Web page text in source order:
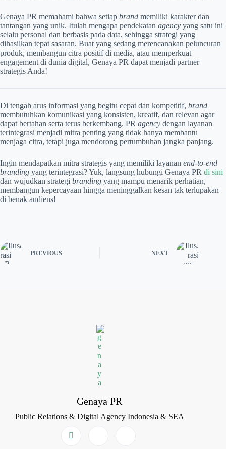
Genaya PR memahami bahwa setiap brand memiliki karakter dan
tantangan yang unik. Itulah mengapa pendekatan agency yang satu ini
selalu personal dan berbasis pada data, sehingga strategi yang
dihasilkan tepat sasaran. Buat yang sedang merencanakan peluncuran
produk, membangun citra positif di media, atau memperkuat
engagement di dunia digital, Genaya PR dapat menjadi partner
strategis Anda!
Di tengah arus informasi yang begitu cepat dan kompetitif, brand
membutuhkan komunikasi yang konsisten, kreatif, dan relevan agar
dapat bertahan serta terus berkembang. PR agency dengan layanan
terintegrasi menjadi mitra penting yang tidak hanya membantu
menjaga citra, tetapi juga mendorong pertumbuhan jangka panjang.
Ingin mendapatkan mitra strategis yang memiliki layanan end-to-end
branding yang terintegrasi? Yuk, langsung hubungi Genaya PR di sini
dan wujudkan strategi branding yang mampu menarik perhatian,
membangun kepercayaan hingga meninggalkan kesan tak terlupakan
di benak audiens!
PREVIOUS NEXT
Genaya PR
Public Relations & Digital Agency Indonesia & SEA